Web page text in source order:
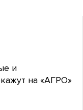
и
на «АГРО»